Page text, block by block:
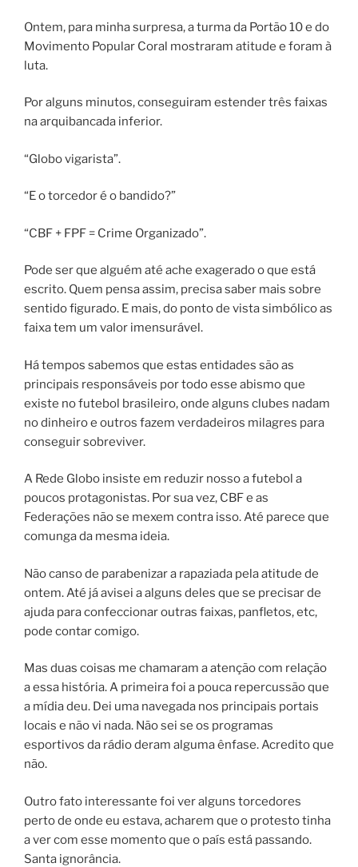
Ontem, para minha surpresa, a turma da Portão 10 e do
Movimento Popular Coral mostraram atitude e foram à
luta.
Por alguns minutos, conseguiram estender três faixas
na arquibancada inferior.
“Globo vigarista”.
“E o torcedor é o bandido?”
“CBF + FPF = Crime Organizado”.
Pode ser que alguém até ache exagerado o que está
escrito. Quem pensa assim, precisa saber mais sobre
sentido figurado. E mais, do ponto de vista simbólico as
faixa tem um valor imensurável.
Há tempos sabemos que estas entidades são as
principais responsáveis por todo esse abismo que
existe no futebol brasileiro, onde alguns clubes nadam
no dinheiro e outros fazem verdadeiros milagres para
conseguir sobreviver.
A Rede Globo insiste em reduzir nosso a futebol a
poucos protagonistas. Por sua vez, CBF e as
Federações não se mexem contra isso. Até parece que
comunga da mesma ideia.
Não canso de parabenizar a rapaziada pela atitude de
ontem. Até já avisei a alguns deles que se precisar de
ajuda para confeccionar outras faixas, panfletos, etc,
pode contar comigo.
Mas duas coisas me chamaram a atenção com relação
a essa história. A primeira foi a pouca repercussão que
a mídia deu. Dei uma navegada nos principais portais
locais e não vi nada. Não sei se os programas
esportivos da rádio deram alguma ênfase. Acredito que
não.
Outro fato interessante foi ver alguns torcedores
perto de onde eu estava, acharem que o protesto tinha
a ver com esse momento que o país está passando.
Santa ignorância.